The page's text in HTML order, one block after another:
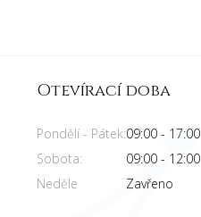
Otevírací doba
Pondělí - Pátek:09:00 - 17:00
Sobota:
09:00 - 12:00
Neděle
Zavřeno